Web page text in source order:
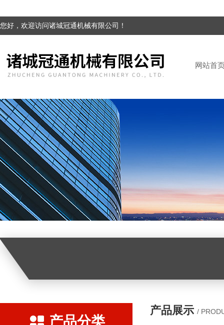
您好，欢迎访问诸城冠通机械有限公司！
网站首
产品分类
产品展示 /